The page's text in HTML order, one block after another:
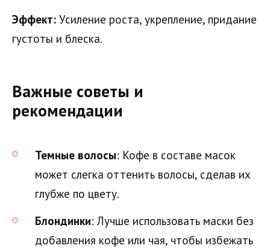
Эффект: Усиление роста, укрепление, придание
густоты и блеска.
Важные советы и
рекомендации
Темные волосы: Кофе в составе масок
может слегка оттенить волосы, сделав их
глубже по цвету.
Блондинки: Лучше использовать маски без
добавления кофе или чая, чтобы избежать